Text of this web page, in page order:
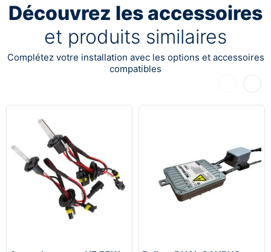
Découvrez les accessoires
et produits similaires
Complétez votre installation avec les options et accessoires
compatibles
Précédent